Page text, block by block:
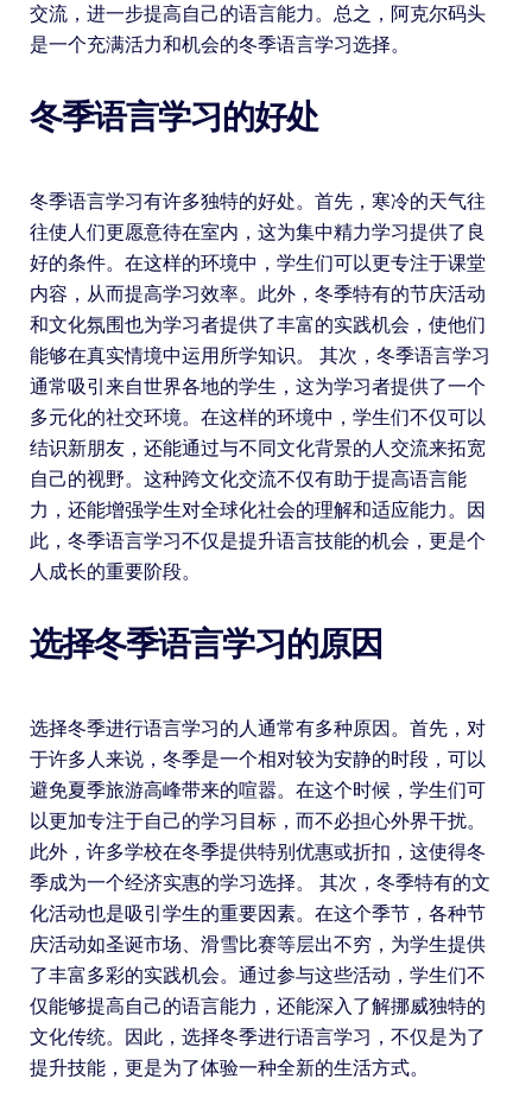
交流，进一步提高自己的语言能力。总之，阿克尔码头
是一个充满活力和机会的冬季语言学习选择。
冬季语言学习的好处
冬季语言学习有许多独特的好处。首先，寒冷的天气往
往使人们更愿意待在室内，这为集中精力学习提供了良
好的条件。在这样的环境中，学生们可以更专注于课堂
内容，从而提高学习效率。此外，冬季特有的节庆活动
和文化氛围也为学习者提供了丰富的实践机会，使他们
能够在真实情境中运用所学知识。 其次，冬季语言学习
通常吸引来自世界各地的学生，这为学习者提供了一个
多元化的社交环境。在这样的环境中，学生们不仅可以
结识新朋友，还能通过与不同文化背景的人交流来拓宽
自己的视野。这种跨文化交流不仅有助于提高语言能
力，还能增强学生对全球化社会的理解和适应能力。因
此，冬季语言学习不仅是提升语言技能的机会，更是个
人成长的重要阶段。
选择冬季语言学习的原因
选择冬季进行语言学习的人通常有多种原因。首先，对
于许多人来说，冬季是一个相对较为安静的时段，可以
避免夏季旅游高峰带来的喧嚣。在这个时候，学生们可
以更加专注于自己的学习目标，而不必担心外界干扰。
此外，许多学校在冬季提供特别优惠或折扣，这使得冬
季成为一个经济实惠的学习选择。 其次，冬季特有的文
化活动也是吸引学生的重要因素。在这个季节，各种节
庆活动如圣诞市场、滑雪比赛等层出不穷，为学生提供
了丰富多彩的实践机会。通过参与这些活动，学生们不
仅能够提高自己的语言能力，还能深入了解挪威独特的
文化传统。因此，选择冬季进行语言学习，不仅是为了
提升技能，更是为了体验一种全新的生活方式。